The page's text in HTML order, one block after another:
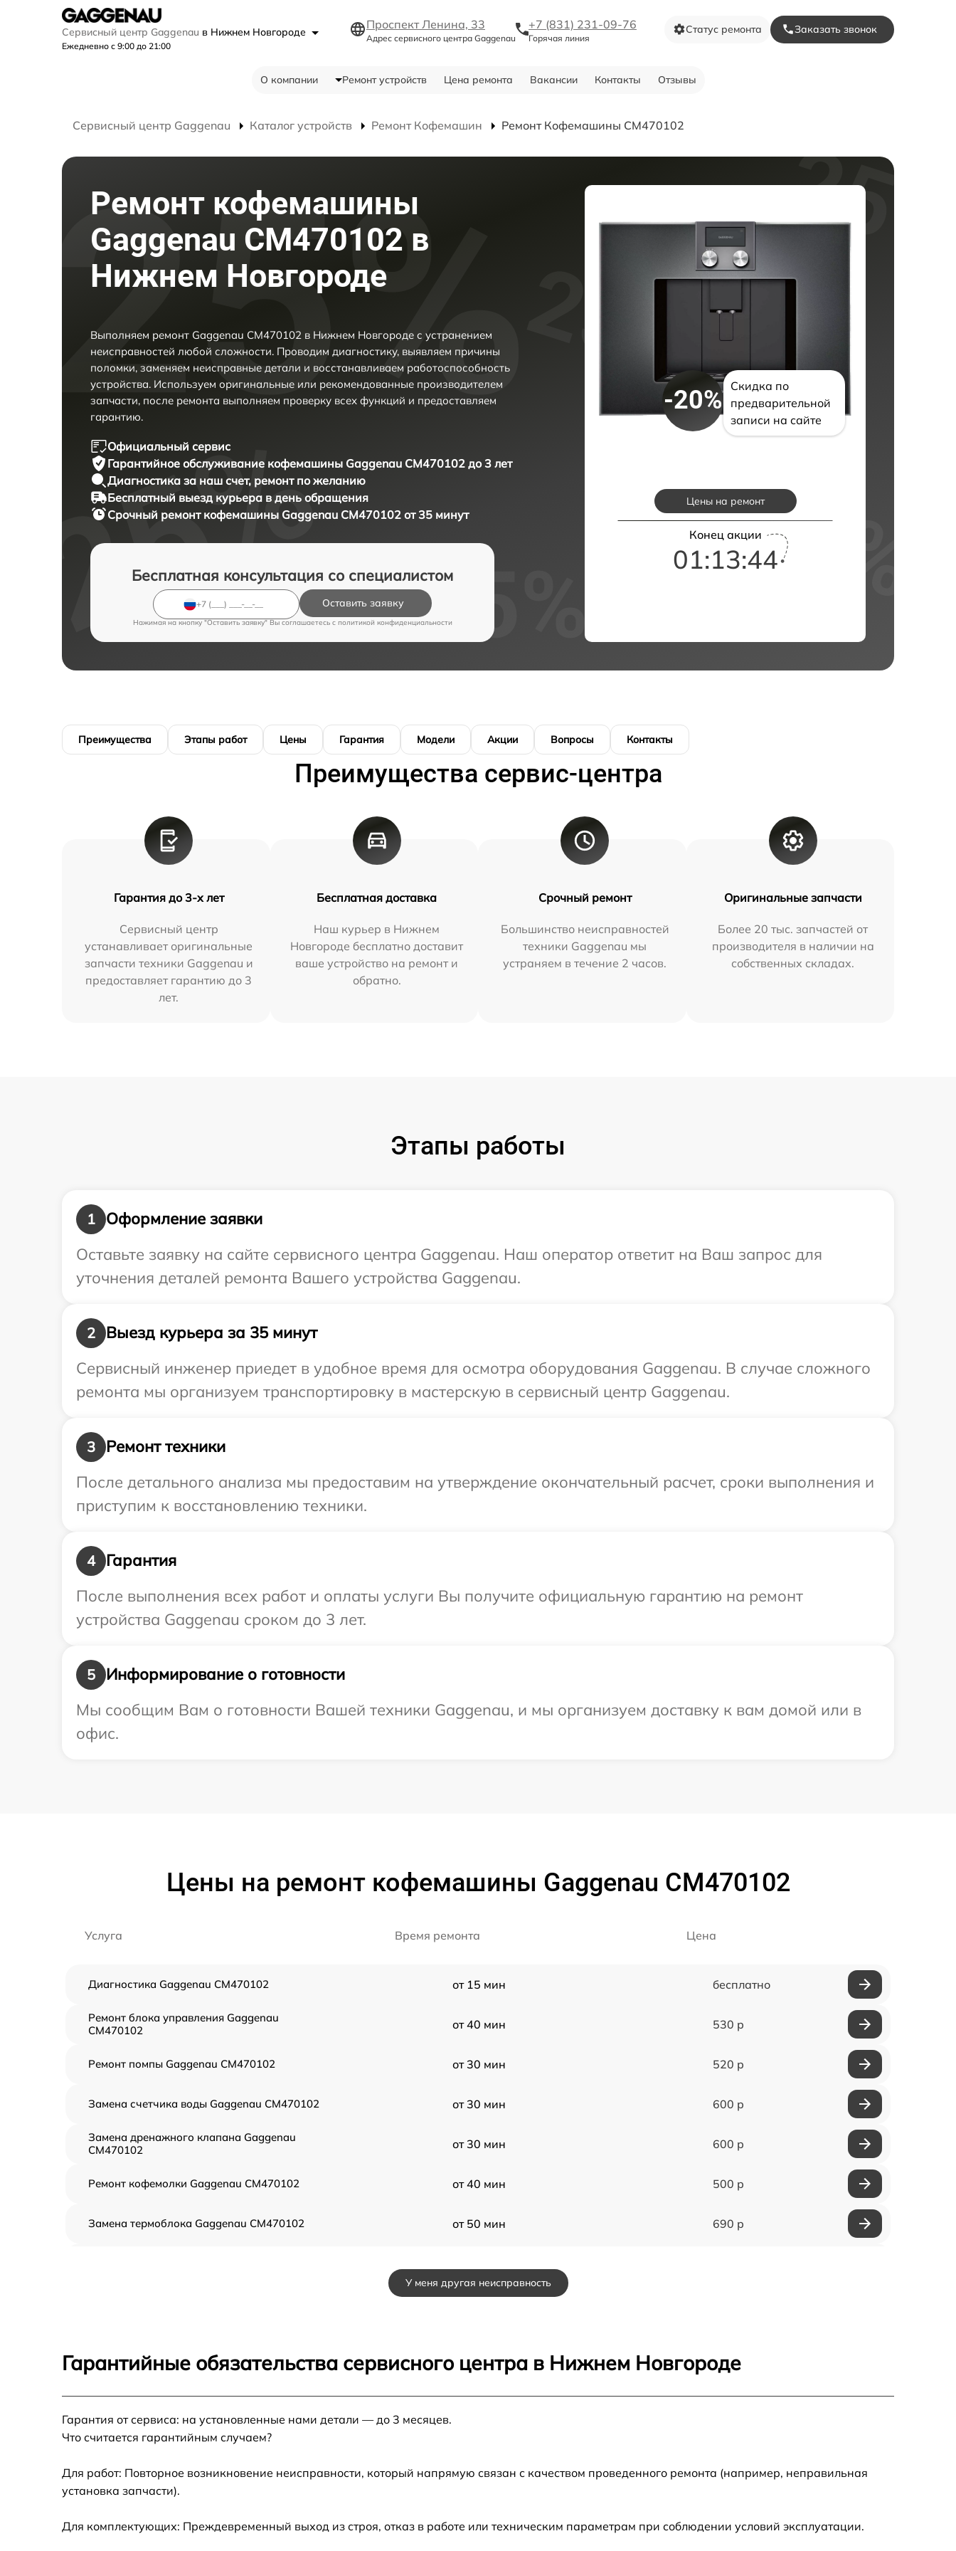
Сервисный центр Gaggenau в Нижнем Новгороде
Ежедневно с 9:00 до 21:00
Проспект Ленина, 33
Адрес сервисного центра Gaggenau
+7 (831) 231-09-76
Горячая линия
Статус ремонта Заказать звонок
О компании Ремонт устройств Цена ремонта Вакансии Контакты Отзывы
Сервисный центр Gaggenau Каталог устройств Ремонт Кофемашин Ремонт Кофемашины CM470102
Ремонт кофемашины
Gaggenau CM470102 в
Нижнем Новгороде
Выполняем ремонт Gaggenau CM470102 в Нижнем Новгороде с устранением
неисправностей любой сложности. Проводим диагностику, выявляем причины
поломки, заменяем неисправные детали и восстанавливаем работоспособность
устройства. Используем оригинальные или рекомендованные производителем
запчасти, после ремонта выполняем проверку всех функций и предоставляем
гарантию.
Официальный сервис
Гарантийное обслуживание кофемашины Gaggenau CM470102 до 3 лет
Диагностика за наш счет, ремонт по желанию
Бесплатный выезд курьера в день обращения
Срочный ремонт кофемашины Gaggenau CM470102 от 35 минут
Бесплатная консультация со специалистом
Оставить заявку
Нажимая на кнопку "Оставить заявку" Вы соглашаетесь c политикой конфиденциальности
-20%
Скидка по
предварительной
записи на сайте
Цены на ремонт
Конец акции
01:13:43
Преимущества Этапы работ Цены Гарантия Модели Акции Вопросы Контакты
Преимущества сервис-центра
Гарантия до 3-х лет
Сервисный центр
устанавливает оригинальные
запчасти техники Gaggenau и
предоставляет гарантию до 3
лет.
Бесплатная доставка
Наш курьер в Нижнем
Новгороде бесплатно доставит
ваше устройство на ремонт и
обратно.
Срочный ремонт
Большинство неисправностей
техники Gaggenau мы
устраняем в течение 2 часов.
Оригинальные запчасти
Более 20 тыс. запчастей от
производителя в наличии на
собственных складах.
Этапы работы
1
Оформление заявки
Оставьте заявку на сайте сервисного центра Gaggenau. Наш оператор ответит на Ваш запрос для
уточнения деталей ремонта Вашего устройства Gaggenau.
2
Выезд курьера за 35 минут
Сервисный инженер приедет в удобное время для осмотра оборудования Gaggenau. В случае сложного
ремонта мы организуем транспортировку в мастерскую в сервисный центр Gaggenau.
3
Ремонт техники
После детального анализа мы предоставим на утверждение окончательный расчет, сроки выполнения и
приступим к восстановлению техники.
4
Гарантия
После выполнения всех работ и оплаты услуги Вы получите официальную гарантию на ремонт
устройства Gaggenau сроком до 3 лет.
5
Информирование о готовности
Мы сообщим Вам о готовности Вашей техники Gaggenau, и мы организуем доставку к вам домой или в
офис.
Цены на ремонт кофемашины Gaggenau CM470102
Услуга Время ремонта Цена
Диагностика Gaggenau CM470102 от 15 мин бесплатно
Ремонт блока управления Gaggenau
CM470102
от 40 мин 530 р
Ремонт помпы Gaggenau CM470102 от 30 мин 520 р
Замена счетчика воды Gaggenau CM470102 от 30 мин 600 р
Замена дренажного клапана Gaggenau
CM470102
от 30 мин 600 р
Ремонт кофемолки Gaggenau CM470102 от 40 мин 500 р
Замена термоблока Gaggenau CM470102 от 50 мин 690 р
Замена фильтров Gaggenau CM470102
Ремонт платы управления Gaggenau
Чистка от кофейных масел Gaggenau
У меня другая неисправность
Гарантийные обязательства сервисного центра в Нижнем Новгороде
Гарантия от сервиса: на установленные нами детали — до 3 месяцев.
Что считается гарантийным случаем?
Для работ: Повторное возникновение неисправности, который напрямую связан с качеством проведенного ремонта (например, неправильная
установка запчасти).
Для комплектующих: Преждевременный выход из строя, отказ в работе или техническим параметрам при соблюдении условий эксплуатации.